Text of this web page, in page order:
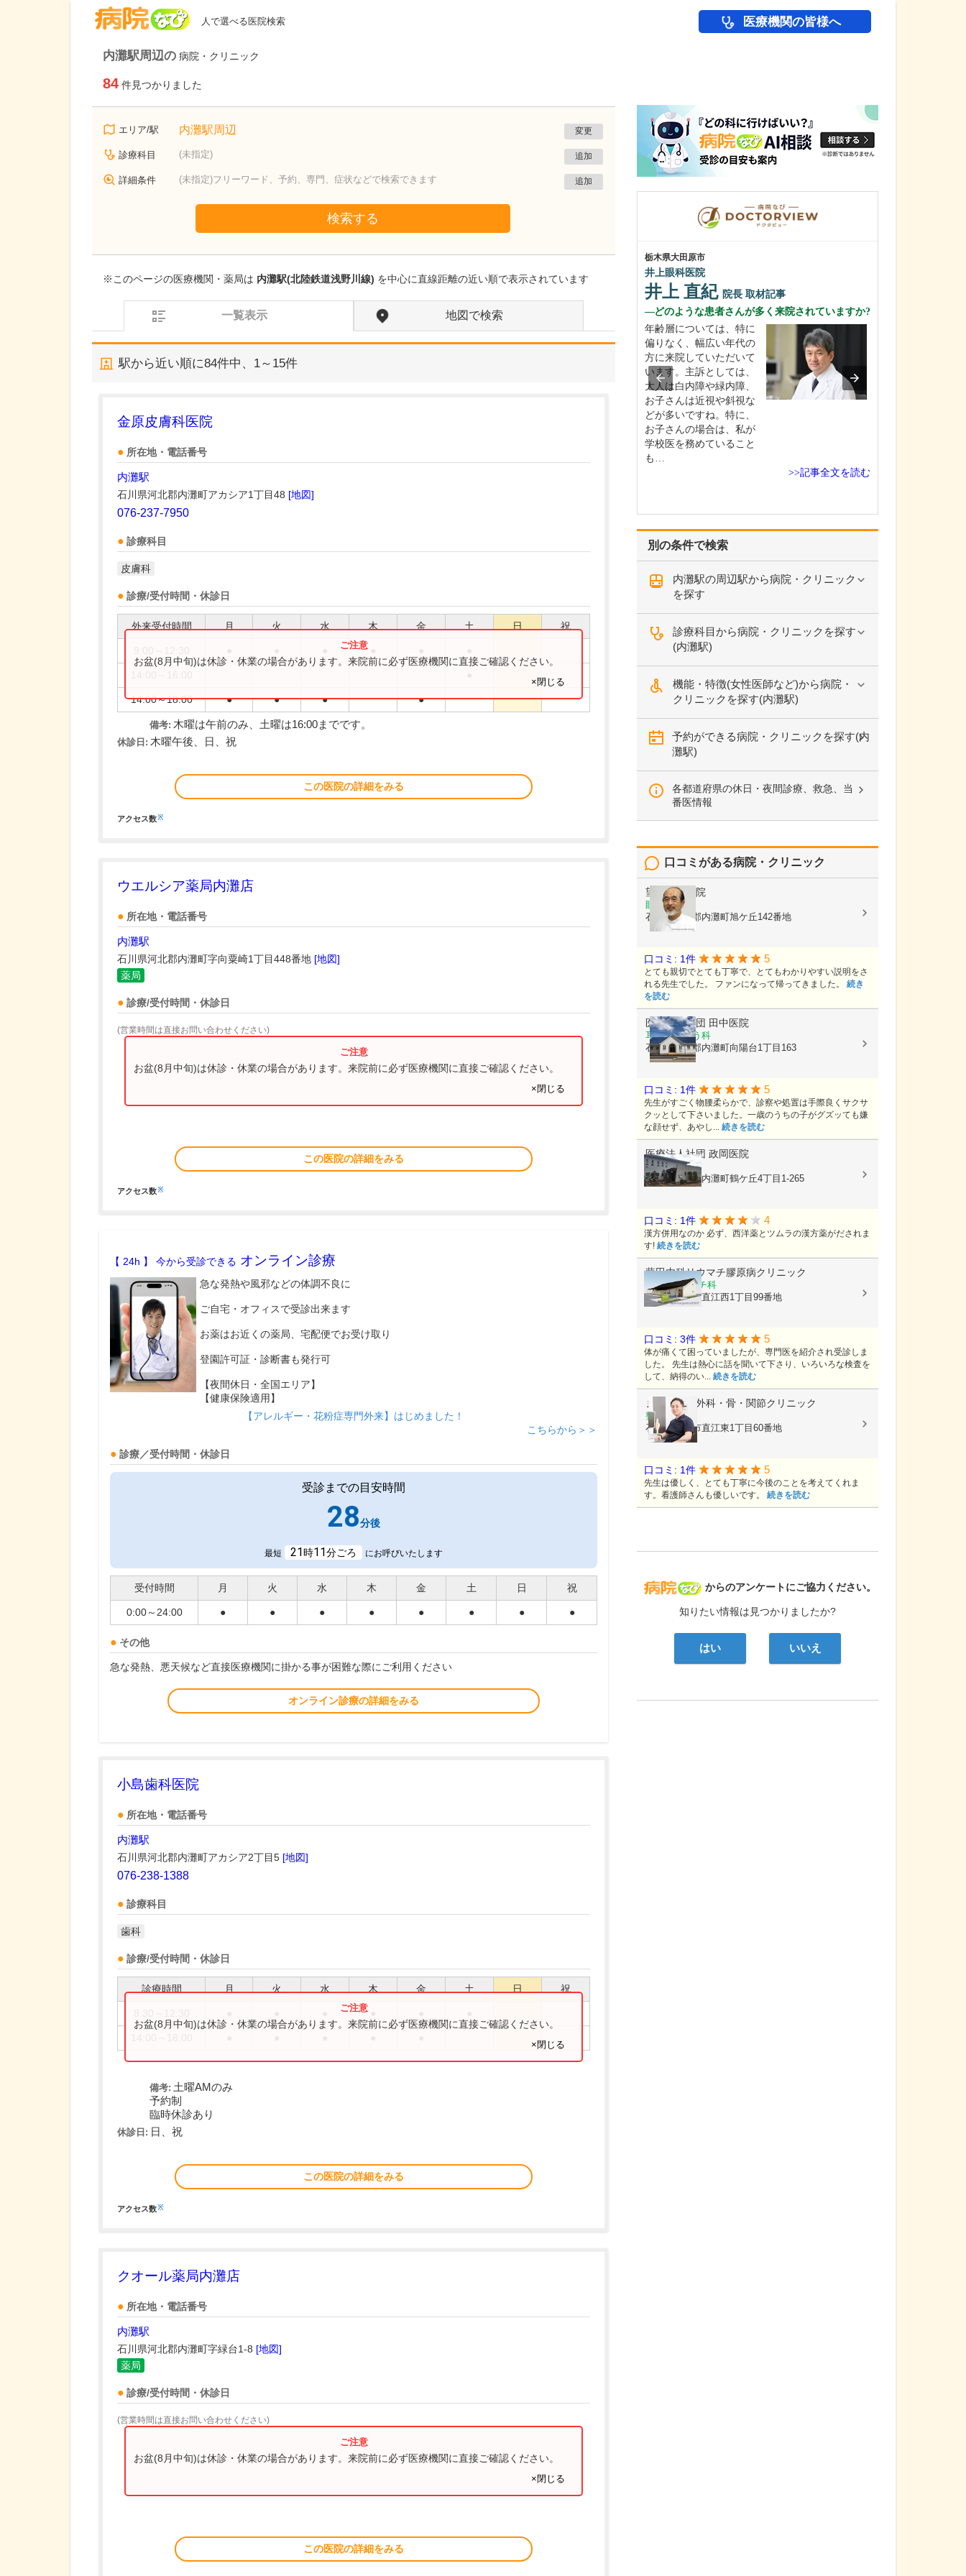
人で選べる医院検索 医療機関の皆様へ
内灘駅周辺の 病院・クリニック
84 件見つかりました
エリア/駅 内灘駅周辺 変更
診療科目 (未指定) 追加
詳細条件 (未指定)フリーワード、予約、専門、症状などで検索できます 追加
検索する
※このページの医療機関・薬局は 内灘駅(北陸鉄道浅野川線) を中心に直線距離の近い順で表示されています
一覧表示 地図で検索
駅から近い順に84件中、 1～15件
金原皮膚科医院
所在地・電話番号
内灘駅
石川県河北郡内灘町アカシア1丁目48 [地図]
076-237-7950
診療科目
皮膚科
診療/受付時間・休診日
外来受付時間 月 火 水 木 金 土 日 祝
14:00～18:00 ● ● ● ●
お盆(8月中旬)は休診・休業の場合があります。来院前に必ず医療機関に直接ご確認ください。
×閉じる
備考: 木曜は午前のみ、土曜は16:00までです。
休診日: 木曜午後、日、祝
この医院の詳細をみる
アクセス数※
ウエルシア薬局内灘店
所在地・電話番号
内灘駅
石川県河北郡内灘町字向粟崎1丁目448番地 [地図]
薬局
診療/受付時間・休診日
(営業時間は直接お問い合わせください)
お盆(8月中旬)は休診・休業の場合があります。来院前に必ず医療機関に直接ご確認ください。
×閉じる
この医院の詳細をみる
アクセス数※
【 24h 】 今から受診できる オンライン診療
急な発熱や風邪などの体調不良に
ご自宅・オフィスで受診出来ます
お薬はお近くの薬局、宅配便でお受け取り
登園許可証・診断書も発行可
【夜間休日・全国エリア】
【健康保険適用】
【アレルギー・花粉症専門外来】はじめました！
こちらから＞＞
診療／受付時間・休診日
受診までの目安時間
28分後
最短 21時11分ごろ にお呼びいたします
受付時間 月 火 水 木 金 土 日 祝
0:00～24:00 ● ● ● ● ● ● ● ●
その他
急な発熱、悪天候など直接医療機関に掛かる事が困難な際にご利用ください
オンライン診療の詳細をみる
小島歯科医院
所在地・電話番号
内灘駅
石川県河北郡内灘町アカシア2丁目5 [地図]
076-238-1388
診療科目
歯科
診療/受付時間・休診日
診療時間 月 火 水 木 金 土 日 祝
お盆(8月中旬)は休診・休業の場合があります。来院前に必ず医療機関に直接ご確認ください。
×閉じる
備考: 土曜AMのみ
予約制
臨時休診あり
休診日: 日、祝
この医院の詳細をみる
アクセス数※
クオール薬局内灘店
所在地・電話番号
内灘駅
石川県河北郡内灘町字緑台1-8 [地図]
薬局
診療/受付時間・休診日
(営業時間は直接お問い合わせください)
お盆(8月中旬)は休診・休業の場合があります。来院前に必ず医療機関に直接ご確認ください。
×閉じる
この医院の詳細をみる
別の条件で検索
内灘駅の周辺駅から病院・クリニック
を探す
診療科目から病院・クリニックを探す
(内灘駅)
機能・特徴(女性医師など)から病院・
クリニックを探す(内灘駅)
予約ができる病院・クリニックを探す(内
灘駅)
各都道府県の休日・夜間診療、救急、当
番医情報
病院なび
からのアンケートにご協力ください。
知りたい情報は見つかりましたか?
はい いいえ
口コミがある病院・クリニック
望月眼科医院
眼科
石川県河北郡内灘町旭ケ丘142番地
口コミ: 1件 5
とても親切でとても丁寧で、とてもわかりやすい説明をさ
れる先生でした。 ファンになって帰ってきました。 続き
を読む
医療法人社団 田中医院
耳鼻いんこう科
石川県河北郡内灘町向陽台1丁目163
口コミ: 1件 5
先生がすごく物腰柔らかで、診察や処置は手際良くサクサ
クッとして下さいました。一歳のうちの子がグズッても嫌
な顔せず、あやし... 続きを読む
医療法人社団 政岡医院
内科, 小児科
石川県河北郡内灘町鶴ケ丘4丁目1-265
口コミ: 1件 4
漢方併用なのか 必ず、西洋薬とツムラの漢方薬がだされま
す! 続きを読む
藤田内科リウマチ膠原病クリニック
内科, リウマチ科
石川県金沢市直江西1丁目99番地
口コミ: 3件 5
体が痛くて困っていましたが、専門医を紹介され受診しま
した。 先生は熱心に話を聞いて下さり、いろいろな検査を
して、納得のい... 続きを読む
まえだ整形外科・骨・関節クリニック
整形外科
石川県金沢市直江東1丁目60番地
口コミ: 1件 5
先生は優しく、とても丁寧に今後のことを考えてくれま
す。看護師さんも優しいです。 続きを読む
東京都中野区
中野富士見町耳鼻咽喉科
特に先生が力を入れている診療について教えて
これまで耳を専門に研鑽
栃木県大田原市
井上眼科医院
井上 直紀 院長 取材記事
どのような患者さんが多く来院されていますか?
年齢層については、特に
偏りなく、幅広い年代の
方に来院していただいて
います。主訴としては、
大人は白内障や緑内障、
お子さんは近視や斜視な
どが多いですね。特に、
お子さんの場合は、私が
学校医を務めていること
も…
>>記事全文を読む